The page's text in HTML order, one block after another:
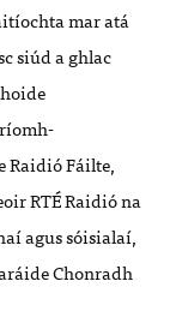
mar atá
siúd a ghlac
Raidió Fáilte,
RTÉ Raidió na
agus sóisialaí,
Chonradh